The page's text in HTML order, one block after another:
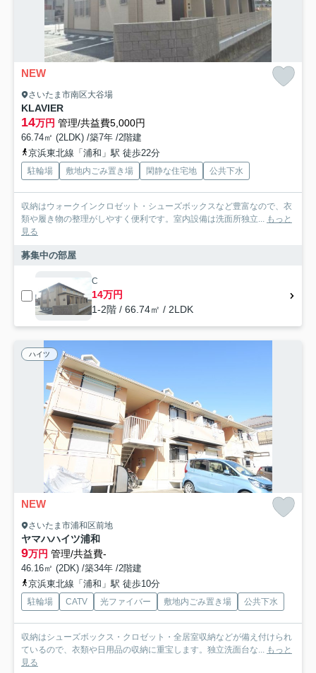
NEW
さいたま市南区大谷場
KLAVIER
14万円 管理/共益費5,000円
66.74㎡ (2LDK) /築7年 /2階建
京浜東北線「浦和」駅 徒歩22分
駐輪場 敷地内ごみ置き場 閑静な住宅地 公共下水
収納はウォークインクロゼット・シューズボックスなど豊富なので、衣
類や履き物の整理がしやすく便利です。室内設備は洗面所独立... もっと
見る
募集中の部屋
C
14万円
1-2階 / 66.74㎡ / 2LDK
ハイツ
NEW
さいたま市浦和区前地
ヤマハハイツ浦和
9万円 管理/共益費-
46.16㎡ (2DK) /築34年 /2階建
京浜東北線「浦和」駅 徒歩10分
駐輪場 CATV 光ファイバー 敷地内ごみ置き場 公共下水
収納はシューズボックス・クロゼット・全居室収納などが備え付けられ
ているので、衣類や日用品の収納に重宝します。独立洗面台な...
もっと
見る